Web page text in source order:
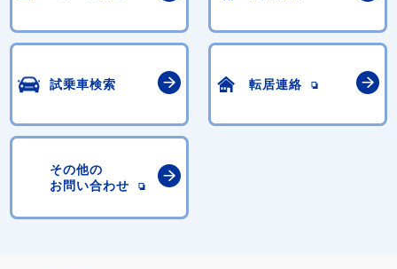
試乗車検索 転居連絡
その他の
お問い合わせ